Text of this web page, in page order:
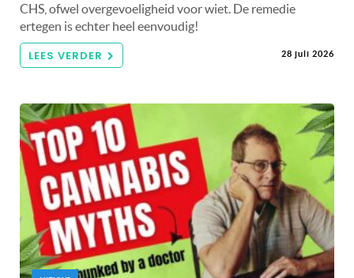
CHS, ofwel overgevoeligheid voor wiet. De remedie
ertegen is echter heel eenvoudig!
LEES VERDER 28 juli 2026